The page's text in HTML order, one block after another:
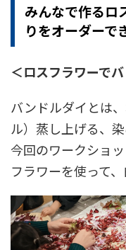
みんなで作るロ
りをオーダーで
＜ロスフラワーで
バンドルダイとは
ル）蒸し上げる、染
今回のワークショ
フラワーを使って